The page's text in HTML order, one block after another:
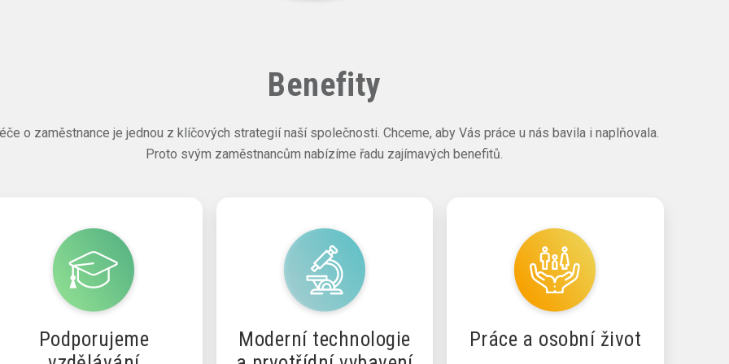
Benefity
o zaměstnance je jednou z klíčových strategií naší společnosti. Chceme, aby Vás práce u nás bavila i naplňovala.
Proto svým zaměstnancům nabízíme řadu zajímavých benefitů.
Podporujeme
Moderní technologie
Práce a osobní život